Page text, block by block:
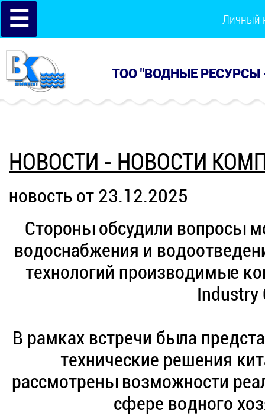
☰ Личный
ТОО "ВОДНЫЕ РЕСУРСЫ
НОВОСТИ - НОВОСТИ
новость от 23.12.2025
Стороны обсудили вопросы
водоснабжения и
технологий производимые
Industry
В рамках встречи была
технические решения
рассмотрены возможности
сфере водного